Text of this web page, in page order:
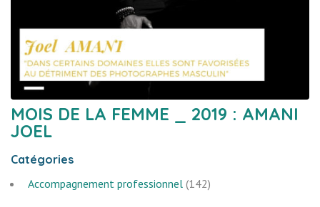
MOIS DE LA FEMME _ 2019 : AMANI
JOEL
Catégories
Accompagnement professionnel (142)